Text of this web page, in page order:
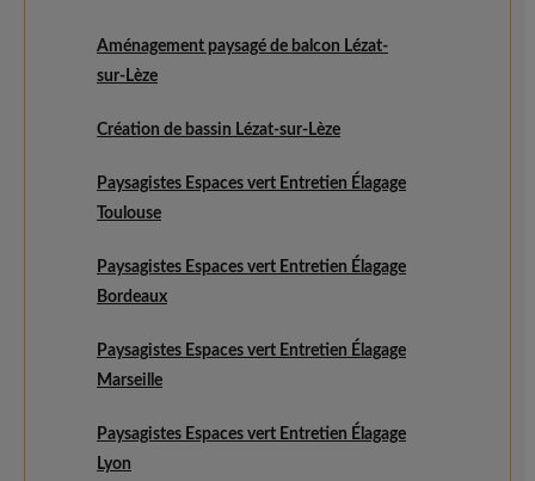
Aménagement paysagé de balcon Lézat-
sur-Lèze
Création de bassin Lézat-sur-Lèze
Paysagistes Espaces vert Entretien Élagage
Toulouse
Paysagistes Espaces vert Entretien Élagage
Bordeaux
Paysagistes Espaces vert Entretien Élagage
Marseille
Paysagistes Espaces vert Entretien Élagage
Lyon